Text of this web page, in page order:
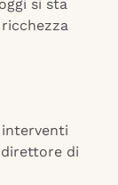
si sta
di